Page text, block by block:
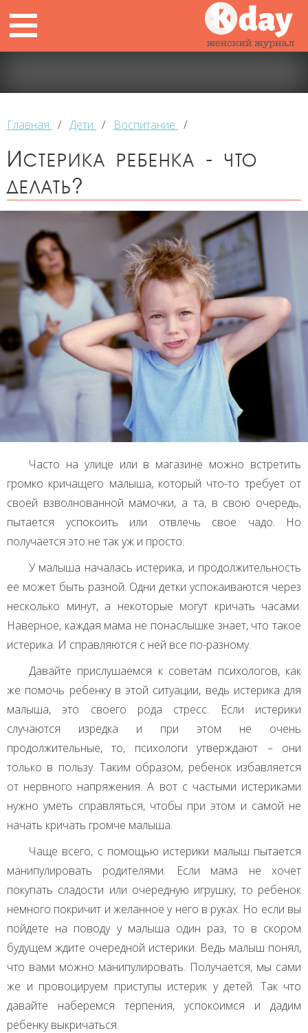
Главная / Дети / Воспитание /
Истерика ребенка - что
делать?
Часто на улице или в магазине можно встретить
громко кричащего малыша, который что-то требует от
своей взволнованной мамочки, а та, в свою очередь,
пытается успокоить или отвлечь свое чадо. Но
получается это не так уж и просто.
У малыша началась истерика, и продолжительность
ее может быть разной. Одни детки успокаиваются через
несколько минут, а некоторые могут кричать часами.
Наверное, каждая мама не понаслышке знает, что такое
истерика. И справляются с ней все по-разному.
Давайте прислушаемся к советам психологов, как
же помочь ребенку в этой ситуации, ведь истерика для
малыша, это своего рода стресс. Если истерики
случаются изредка и при этом не очень
продолжительные, то, психологи утверждают – они
только в пользу. Таким образом, ребенок избавляется
от нервного напряжения. А вот с частыми истериками
нужно уметь справляться, чтобы при этом и самой не
начать кричать громче малыша.
Чаще всего, с помощью истерики малыш пытается
манипулировать родителями. Если мама не хочет
покупать сладости или очередную игрушку, то ребенок
немного покричит и желанное у него в руках. Но если вы
пойдете на поводу у малыша один раз, то в скором
будущем ждите очередной истерики. Ведь малыш понял,
что вами можно манипулировать. Получается, мы сами
же и провоцируем приступы истерик у детей. Так что
давайте наберемся терпения, успокоимся и дадим
ребенку выкричаться.